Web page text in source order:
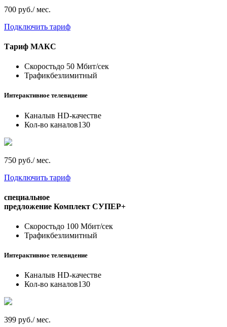
700 руб./ мес.
Подключить тариф
Тариф МАКС
Скоростьдо 50 Мбит/сек
Трафикбезлимитный
Интерактивное телевидение
Каналыв HD-качестве
Кол-во каналов130
750 руб./ мес.
Подключить тариф
специальное
предложение Комплект СУПЕР+
Скоростьдо 100 Мбит/сек
Трафикбезлимитный
Интерактивное телевидение
Каналыв HD-качестве
Кол-во каналов130
399 руб./ мес.